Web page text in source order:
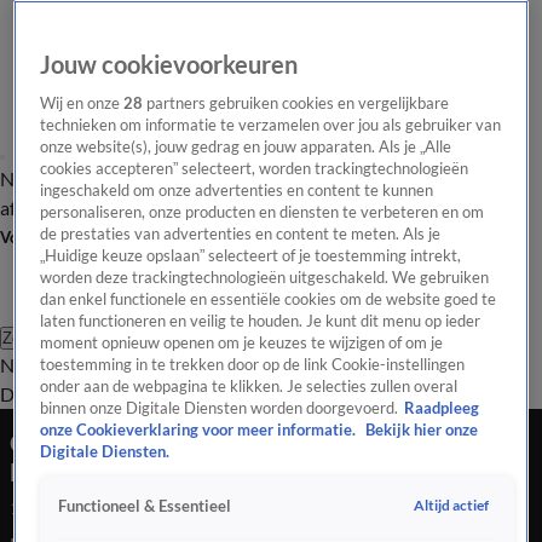
Nieuws van de DagOpinie van de Dag Onze categorieën Laatste
afleveringVideo's Nieuws van de Dag Podcast
Volg Nieuws van de Dag
Zoeken
Nieuws van de DagOpinie van de
Dag
Video'sUitzendingen PodcastPanelContact
Overheid moet harder optreden tegen
Extinction Rebellion
14 mrt 2025, 19:16
Jouw cookievoorkeuren
Wij en onze28 partners gebruiken cookies en vergelijkbare
technieken om informatie te verzamelen over jou als gebruiker van
onze website(s), jouw gedrag en jouw apparaten. Als je „Alle
cookies accepteren” selecteert, worden trackingtechnologieën
ingeschakeld om onze advertenties en content te kunnen
personaliseren, onze producten en diensten te verbeteren en om
de prestaties van advertenties en content te meten. Als je
„Huidige keuze opslaan” selecteert of je toestemming intrekt,
worden deze trackingtechnologieën uitgeschakeld. We gebruiken
dan enkel functionele en essentiële cookies om de website goed te
laten functioneren en veilig te houden. Je kunt dit menu op ieder
moment opnieuw openen om je keuzes te wijzigen of om je
toestemming in te trekken door op de link Cookie-instellingen
onder aan de webpagina te klikken. Je selecties zullen overal
binnen onze Digitale Diensten worden doorgevoerd. Raadpleeg
onze Cookieverklaring voor meer informatie.
Bekijk hier onze
Digitale Diensten.
Functioneel & Essentieel Altijd actief